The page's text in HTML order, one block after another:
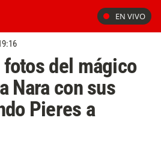
EN VIVO
del mágico
Nara con sus
Pieres a